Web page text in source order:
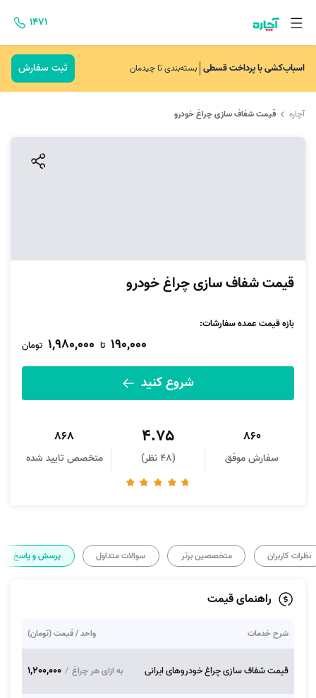
۱۴۷۱
اسباب‌کشی با پرداخت قسطی بسته‌بندی تا چیدمان ثبت سفارش
آچاره قیمت شفاف سازی چراغ خودرو
قیمت شفاف سازی چراغ خودرو
بازه قیمت عمده سفارشات:
190,000 تا 1,980,000 تومان
شروع کنید
860
سفارش موفق
4.75
(48 نظر)
868
متخصص تایید شده
نظرات کاربران متخصصین برتر سوالات متداول پرسش و پاسخ
راهنمای قیمت
شرح خدمات واحد / قیمت (تومان)
قیمت شفاف سازی چراغ خودروهای ایرانی به ازای هر چراغ /
1,200,000